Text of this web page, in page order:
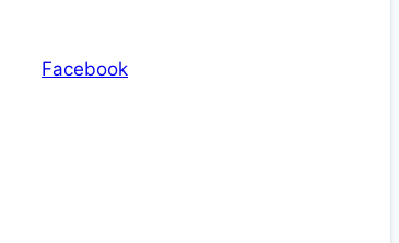
Facebook